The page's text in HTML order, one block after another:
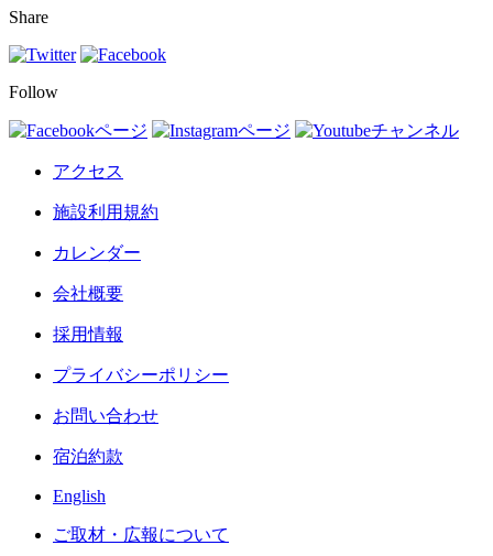
Share
Follow
アクセス
施設利用規約
カレンダー
会社概要
採用情報
プライバシーポリシー
お問い合わせ
宿泊約款
English
ご取材・広報について